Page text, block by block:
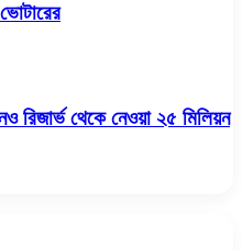
রিজার্ভ থেকে নেওয়া ২৫ মিলিয়ন